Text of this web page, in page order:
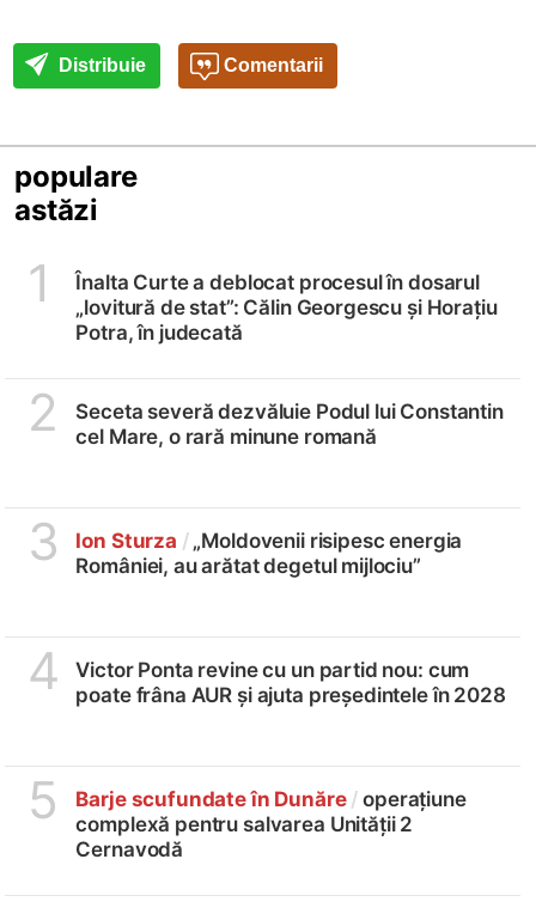
Distribuie Comentarii
populare
astăzi
1
Înalta Curte a deblocat procesul în dosarul
„lovitură de stat”: Călin Georgescu și Horațiu
Potra, în judecată
2
Seceta severă dezvăluie Podul lui Constantin
cel Mare, o rară minune romană
3 Ion Sturza /„Moldovenii risipesc energia
României, au arătat degetul mijlociu”
4
Victor Ponta revine cu un partid nou: cum
poate frâna AUR și ajuta președintele în 2028
5 Barje scufundate în Dunăre / operațiune
complexă pentru salvarea Unității 2
Cernavodă